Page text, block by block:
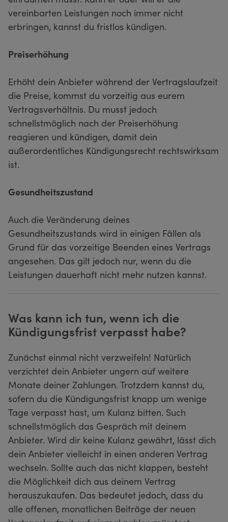
vereinbarten Leistungen noch immer nicht
erbringen, kannst du fristlos kündigen.
Preiserhöhung
Erhöht dein Anbieter während der Vertragslaufzeit
die Preise, kommst du vorzeitig aus eurem
Vertragsverhältnis. Du musst jedoch
schnellstmöglich nach der Preiserhöhung
reagieren und kündigen, damit dein
außerordentliches Kündigungsrecht rechtswirksam
ist.
Gesundheitszustand
Auch die Veränderung deines
Gesundheitszustands wird in einigen Fällen als
Grund für das vorzeitige Beenden eines Vertrags
angesehen. Das gilt jedoch nur, wenn du die
Leistungen dauerhaft nicht mehr nutzen kannst.
Was kann ich tun, wenn ich die
Kündigungsfrist verpasst habe?
Zunächst einmal nicht verzweifeln! Natürlich
verzichtet dein Anbieter ungern auf weitere
Monate deiner Zahlungen. Trotzdem kannst du,
sofern du die Kündigungsfrist knapp um wenige
Tage verpasst hast, um Kulanz bitten. Such
schnellstmöglich das Gespräch mit deinem
Anbieter. Wird dir keine Kulanz gewährt, lässt dich
dein Anbieter vielleicht in einen anderen Vertrag
wechseln. Sollte auch das nicht klappen, besteht
die Möglichkeit dich aus deinem Vertrag
herauszukaufen. Das bedeutet jedoch, dass du
alle offenen, monatlichen Beiträge der neuen